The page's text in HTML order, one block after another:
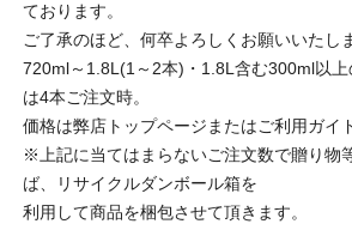
ております。
ご了承のほど、何卒よろしくお願いいたし
720ml～1.8L(1～2本)・1.8L含む300ml以
は4本ご注文時。
価格は弊店トップページまたはご利用ガ
※上記に当てはまらないご注文数で贈り物
ば、リサイクルダンボール箱を
利用して商品を梱包させて頂きます。